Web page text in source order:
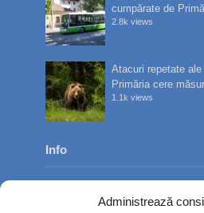
Administrează
cumpărate de
2.8k views
Atacuri repetate ale
Primăria cere
1.1k views
Info